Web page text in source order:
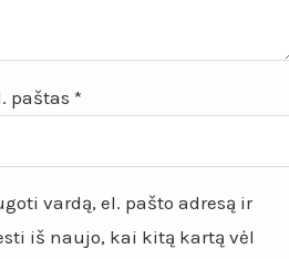
paštas*
vardą, el. pašto adresą ir
iš naujo, kai kitą kartą vėl